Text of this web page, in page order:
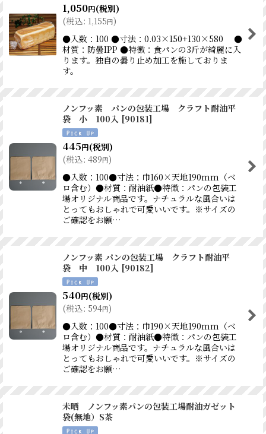
1,050円(税別)
(税込: 1,155円)
●入数：100 ●寸法：0.03×150+130×580 ●
材質：防曇IPP ●特徴：食パンの3斤が綺麗に入
ります。独自の曇り止め加工を施しておりま
す。
ノンフッ素 パンの包装工場 クラフト耐油平
袋 小 100入 [90181]
445円(税別)
(税込: 489円)
●入数：100●寸法：巾160×天地190mm（ベ
ロ含む）●材質：耐油紙●特徴：パンの包装工
場オリジナル商品です。ナチュラルな風合いは
とってもおしゃれで可愛いいです。※サイズの
ご確認をお願…
ノンフッ素 パンの包装工場 クラフト耐油平
袋 中 100入 [90182]
540円(税別)
(税込: 594円)
●入数：100●寸法：巾190×天地190mm（ベ
ロ含む）●材質：耐油紙●特徴：パンの包装工
場オリジナル商品です。ナチュラルな風合いは
とってもおしゃれで可愛いいです。※サイズの
ご確認をお願…
未晒 ノンフッ素パンの包装工場耐油ガゼット
袋(無地）S茶